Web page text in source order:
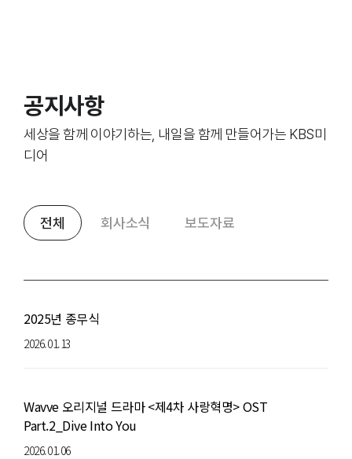
공지사항
세상을 함께 이야기하는, 내일을 함께 만들어가는 KBS미
디어
전체 회사소식 보도자료
2025년 종무식
2026.01.13
Wavve 오리지널 드라마 <제4차 사랑혁명> OST
Part.2_Dive Into You
2026.01.06